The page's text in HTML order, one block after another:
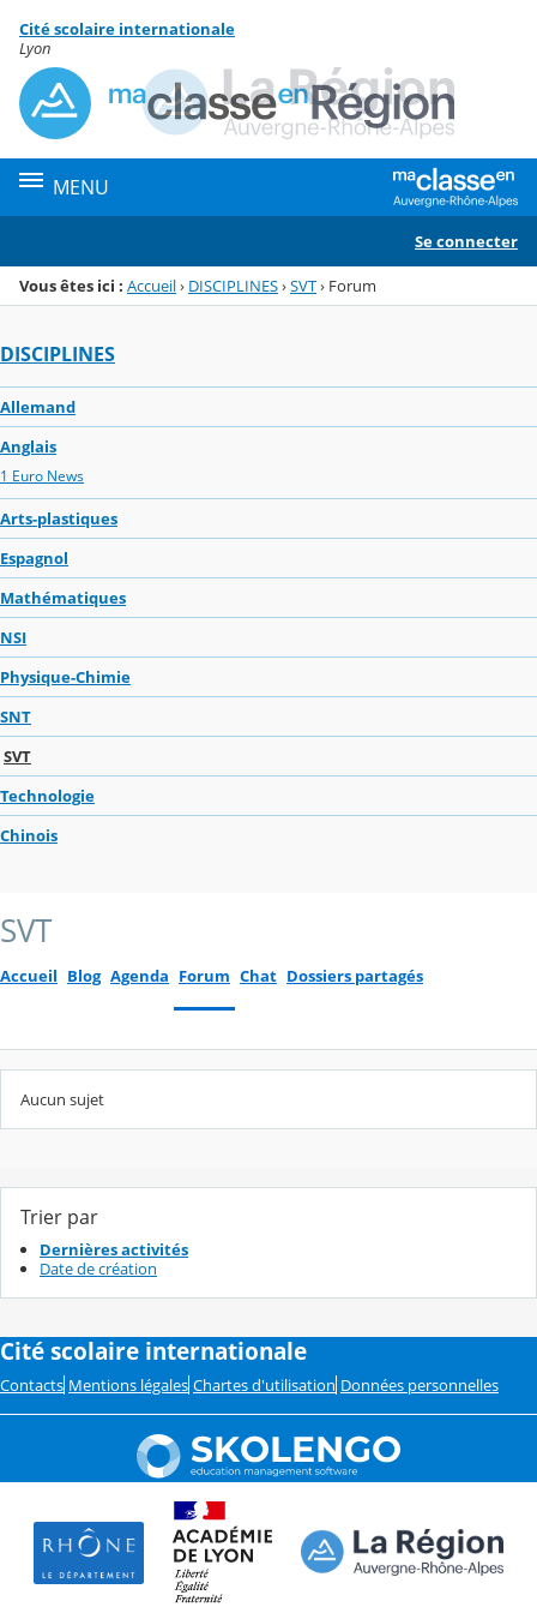
Menu de la rubrique
Contenu
Cité scolaire internationale
Lyon
MENU
Se connecter
Vous êtes ici : Accueil› DISCIPLINES›SVT› Forum
DISCIPLINES
Allemand
Anglais
1 Euro News
Arts-plastiques
Espagnol
Mathématiques
NSI
Physique-Chimie
SNT
SVT
Technologie
Chinois
SVT
Accueil Blog Agenda Forum Chat Dossiers partagés
Aucun sujet
Trier par
Dernières activités
Date de création
Cité scolaire internationale
Contacts Mentions légales Chartes d'utilisation Données personnelles